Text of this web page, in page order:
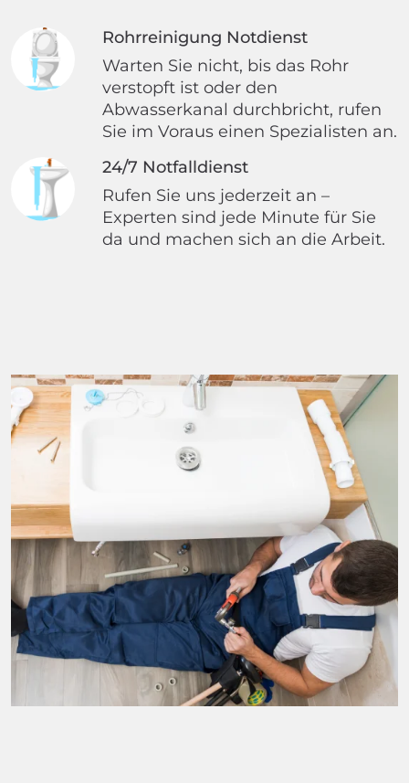
Rohrreinigung Notdienst
Warten Sie nicht, bis das Rohr
verstopft ist oder den
Abwasserkanal durchbricht, rufen
Sie im Voraus einen Spezialisten an.
24/7 Notfalldienst
Rufen Sie uns jederzeit an –
Experten sind jede Minute für Sie
da und machen sich an die Arbeit.